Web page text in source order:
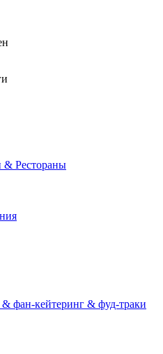
Рестораны
фан-кейтеринг & фуд-траки